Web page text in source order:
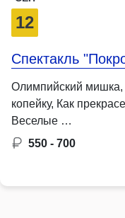
12
Спектакль
Олимпийский мишка,
копейку, Как
Веселые …
550 - 700